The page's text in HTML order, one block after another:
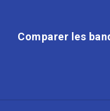
Comparer les